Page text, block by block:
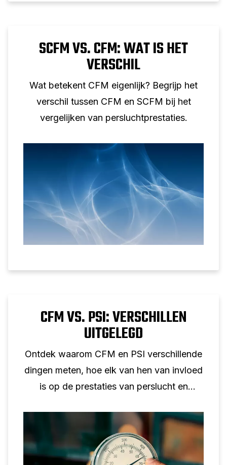
SCFM VS. CFM: WAT IS HET
VERSCHIL
Wat betekent CFM eigenlijk? Begrijp het
verschil tussen CFM en SCFM bij het
vergelijken van persluchtprestaties.
CFM VS. PSI: VERSCHILLEN
UITGELEGD
Ontdek waarom CFM en PSI verschillende
dingen meten, hoe elk van hen van invloed
is op de prestaties van perslucht en
mogelijk is.